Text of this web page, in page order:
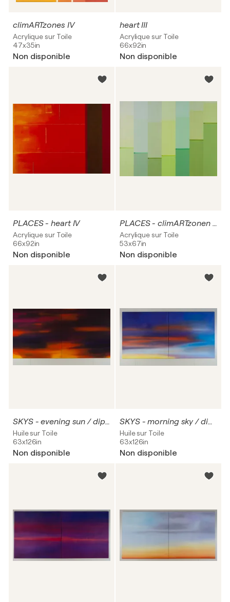
climARTzones IV
Acrylique sur Toile
47x35in
Non disponible
heart III
Acrylique sur Toile
66x92in
Non disponible
PLACES - heart IV
Acrylique sur Toile
66x92in
Non disponible
PLACES - climARTzonen III
Acrylique sur Toile
53x67in
Non disponible
SKYS - evening sun / diptychon
Huile sur Toile
63x126in
Non disponible
SKYS - morning sky / diptychon
Huile sur Toile
63x126in
Non disponible